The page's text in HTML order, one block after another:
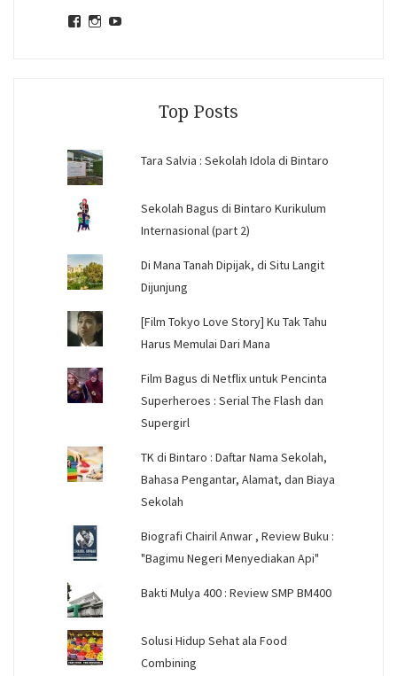
ViewView
Top Posts
Tara Salvia : Sekolah Idola di Bintaro
Sekolah Bagus di Bintaro Kurikulum
Internasional (part 2)
Di Mana Tanah Dipijak, di Situ Langit
Dijunjung
[Film Tokyo Love Story] Ku Tak Tahu
Harus Memulai Dari Mana
Film Bagus di Netflix untuk Pencinta
Superheroes : Serial The Flash dan
Supergirl
TK di Bintaro : Daftar Nama Sekolah,
Bahasa Pengantar, Alamat, dan Biaya
Sekolah
Biografi Chairil Anwar , Review Buku :
"Bagimu Negeri Menyediakan Api"
Bakti Mulya 400 : Review SMP BM400
Solusi Hidup Sehat ala Food
Combining